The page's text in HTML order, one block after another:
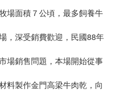
場面積７公頃，最多飼養牛
，深受銷費歡迎，民國88年
場銷售問題，本場開始從事
料製作金門高梁牛肉乾，向